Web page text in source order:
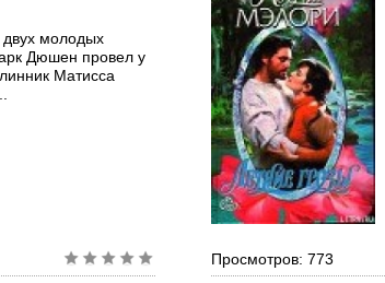
молодых
Дюшен провел у
Матисса
Просмотров: 773